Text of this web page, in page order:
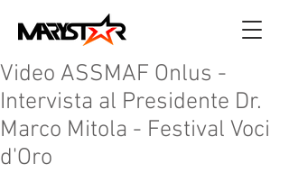
Video ASSMAF Onlus -
Intervista al Presidente Dr.
Marco Mitola - Festival Voci
d'Oro